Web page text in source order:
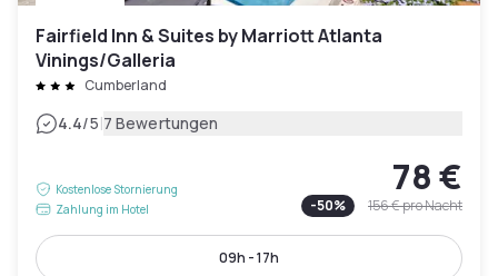
Fairfield Inn & Suites by Marriott Atlanta
Vinings/Galleria
Cumberland
4.4/5|7 Bewertungen
Kostenlose Stornierung
Zahlung im Hotel
78 €
-50% 156 €pro Nacht
09h - 17h